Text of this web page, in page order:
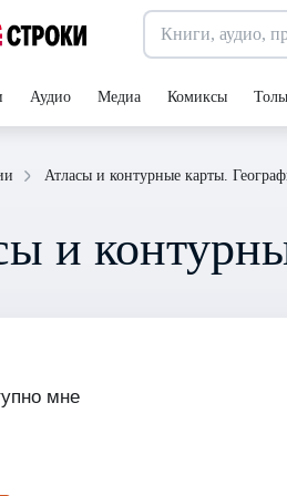
Аудио Медиа Комиксы
Атласы и контурные карты.
и
мне